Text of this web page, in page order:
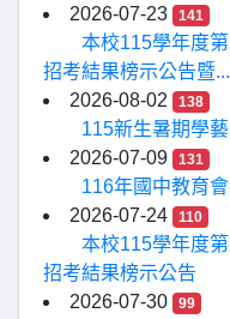
2026-07-23
141
本校115學年度
招考結果榜示公告暨...
2026-08-02
138
115新生暑期學
2026-07-09
131
116年國中教育
2026-07-24
110
本校115學年度
招考結果榜示公告
2026-07-30
99